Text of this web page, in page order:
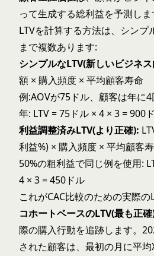
って生成する総利益を予測しま
LTVを計算する方法は、シンプ
まで複数あります:
シンプルなLTV(新しいビジネ
額 × 購入頻度 × 平均顧客寿命
例:AOVが75ドル、顧客は年に
年: LTV = 75ドル × 4 × 3 = 900
利益調整済みLTV(より正確):
利益%) × 購入頻度 × 平均顧客
50%の粗利益で同じ例を使用:
4 × 3 = 450ドル
これがCAC比較のための実際の
コホートベースのLTV(最も正
際の購入行動を追跡します。
された顧客は、最初の月に平